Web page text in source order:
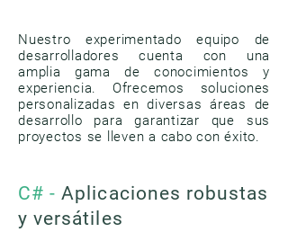
Nuestro experimentado equipo de
desarrolladores cuenta con una
amplia gama de conocimientos y
experiencia. Ofrecemos soluciones
personalizadas en diversas áreas de
desarrollo para garantizar que sus
proyectos se lleven a cabo con éxito.
C# -Aplicaciones robustas
y versátiles